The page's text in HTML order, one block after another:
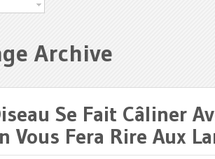
Archive
Se Fait Câliner
Vous Fera Rire Aux